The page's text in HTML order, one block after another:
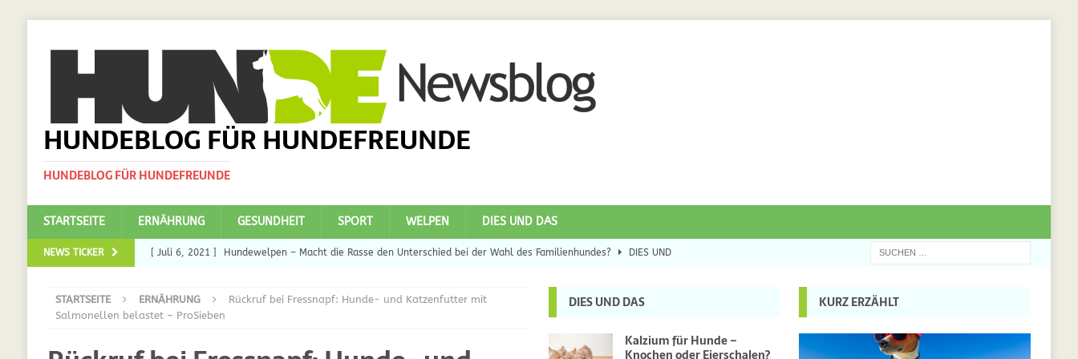
HUNDEBLOG FÜR HUNDEFREUNDE
HUNDEBLOG FÜR HUNDEFREUNDE
STARTSEITE ERNÄHRUNG GESUNDHEIT SPORT WELPEN DIES UND DAS
NEWS TICKER [ Juli 6, 2021 ] Hundewelpen – Macht die Rasse den Unterschied bei der Wahl des Familienhundes? DIES UND
[ Juli 5, 2021 ] Ulmenride für Hunde – der Heilsbringer?
STARTSEITE ERNÄHRUNG
Rückruf bei Fressnapf: Hunde- und Katzenfutter mit
Salmonellen belastet – ProSieben
DIES UND DAS
Kalzium für Hunde –
Knochen oder Eierschalen?
KURZ ERZÄHLT